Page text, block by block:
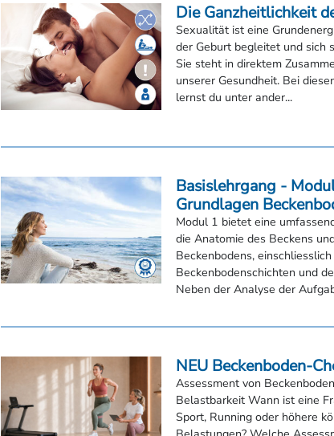
Sie steht in direktem
unserer Gesundheit. Bei
lernst du unter ander...
Basislehrgang -
Modul 1 bietet eine
die Anatomie des Beckens und
Beckenbodens, einschliesslich
Beckenbodenschichten und
Neben der Analyse der
NEU Beckenboden-
Belastbarkeit Wann ist eine
Sport, Running oder höhere
Belastungen? Welche
aussagekräftig und welche